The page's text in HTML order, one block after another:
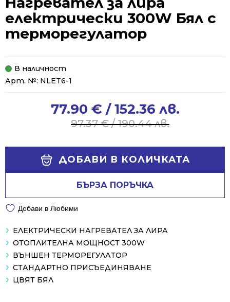
електрически 300W Бял с
терморегулатор
В наличност
Арт. №: NLET6-1
97.37€/ 190.44 лв.
97.37 €
77.90 € / 152.36 лв.
77.90 €
ДОБАВИ В КОЛИЧКАТА
БЪРЗА ПОРЪЧКА
Добави в Любими
ЕЛЕКТРИЧЕСКИ НАГРЕВАТЕЛ ЗА ЛИРА
ОТОПЛИТЕЛНА МОЩНОСТ 300W
ВЪНШЕН ТЕРМОРЕГУЛАТОР
СТАНДАРТНО ПРИСЪЕДИНЯВАНЕ
ЦВЯТ БЯЛ